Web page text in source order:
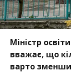
Міністр
вважає, що
варто